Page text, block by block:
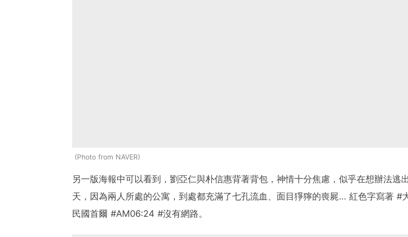
Photo from NAVER
另一版海報中可以看到，劉亞仁與朴信惠背著背包，神情十分焦慮，似乎在想辦法逃
天，因為兩人所處的公寓，到處都充滿了七孔流血、面目猙獰的喪屍... 紅色字寫著 #
民國首爾 #AM06:24 #沒有網路。